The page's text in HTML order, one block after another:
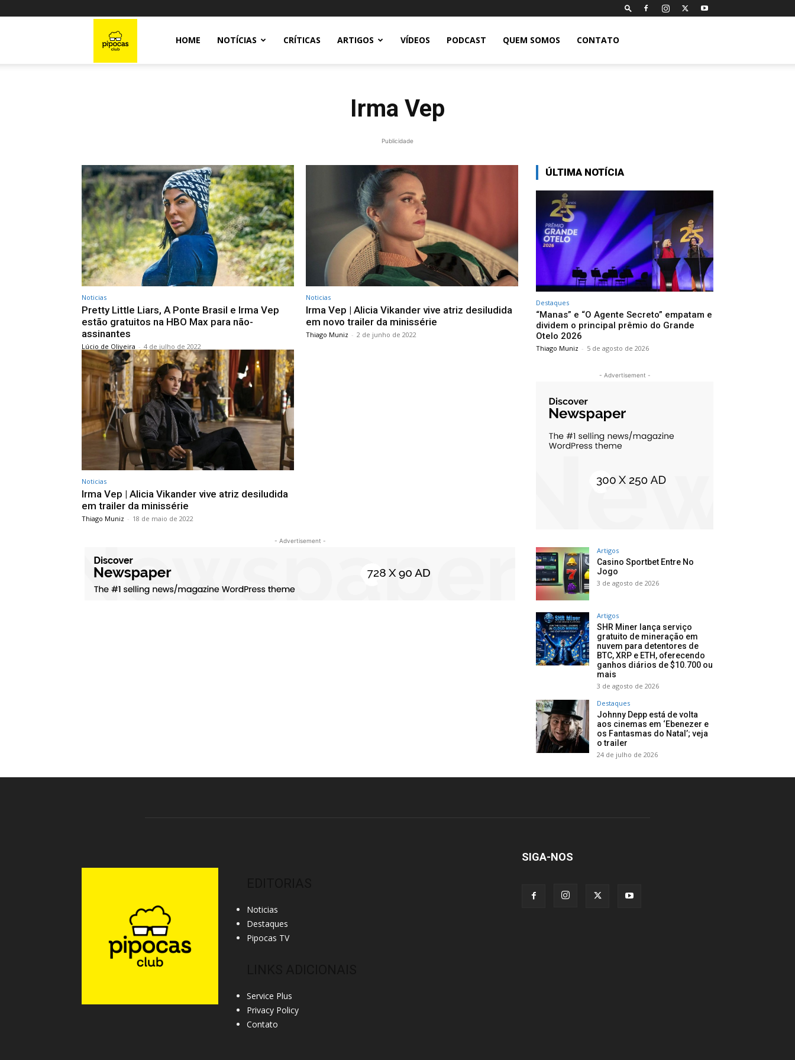
HOME NOTÍCIAS CRÍTICAS ARTIGOS VÍDEOS PODCAST QUEM SOMOS CONTATO
Irma Vep
Publicidade
Noticias
Pretty Little Liars, A Ponte Brasil e Irma Vep
estão gratuitos na HBO Max para não-
assinantes
Lúcio de Oliveira - 4 de julho de 2022
Noticias
Irma Vep | Alicia Vikander vive atriz desiludida
em novo trailer da minissérie
Thiago Muniz - 2 de junho de 2022
Noticias
Irma Vep | Alicia Vikander vive atriz desiludida
em trailer da minissérie
Thiago Muniz - 18 de maio de 2022
- Advertisement -
ÚLTIMA NOTÍCIA
Destaques
“Manas” e “O Agente Secreto” empatam e
dividem o principal prêmio do Grande
Otelo 2026
Thiago Muniz - 5 de agosto de 2026
- Advertisement -
Artigos
Casino Sportbet Entre No
Jogo
3 de agosto de 2026
Artigos
SHR Miner lança serviço
gratuito de mineração em
nuvem para detentores de
BTC, XRP e ETH, oferecendo
ganhos diários de $10.700 ou
mais
3 de agosto de 2026
Destaques
Johnny Depp está de volta
aos cinemas em ‘Ebenezer e
os Fantasmas do Natal’; veja
o trailer
24 de julho de 2026
Noticias
Destaques
Pipocas TV
Service Plus
Privacy Policy
Contato
SIGA-NOS